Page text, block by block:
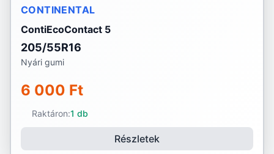
CONTINENTAL
ContiEcoContact 5
205/55R16
Nyári gumi
6 000 Ft
Raktáron:1 db
Részletek